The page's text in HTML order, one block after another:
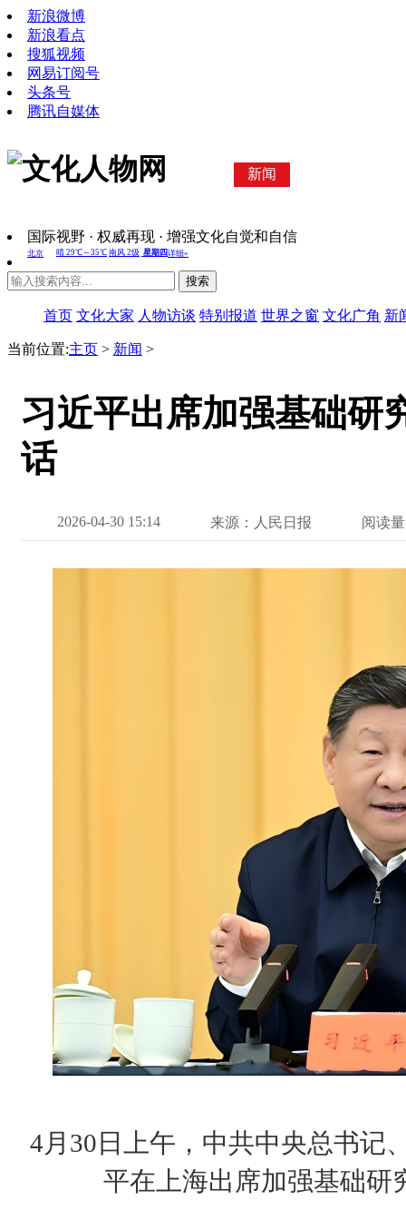
新浪微博
新浪看点
搜狐视频
网易订阅号
头条号
腾讯自媒体
新闻
国际视野 · 权威再现 · 增强文化自觉和自信
搜索
首页 文化大家 人物访谈 特别报道 世界之窗 文化广角 新
当前位置:主页 > 新闻 >
习近平出席加强基础研
话
2026-04-30 15:14 来源：人民日报 阅读
4月30日上午，中共中央总书记
平在上海出席加强基础研